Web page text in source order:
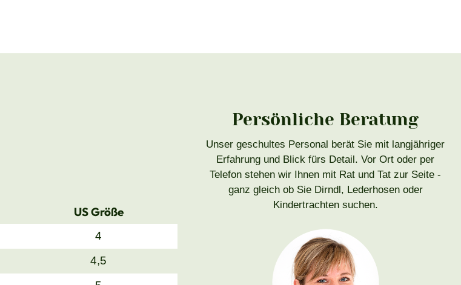
US Größe
4
4,5
Persönliche Beratung
Unser geschultes Personal berät Sie mit langjähriger
Erfahrung und Blick fürs Detail. Vor Ort oder per
Telefon stehen wir Ihnen mit Rat und Tat zur Seite -
ganz gleich ob Sie Dirndl, Lederhosen oder
Kindertrachten suchen.